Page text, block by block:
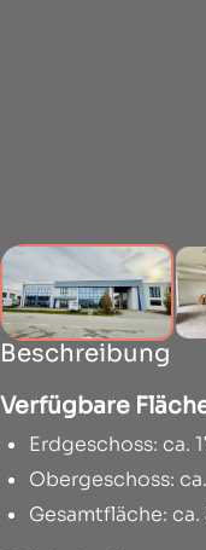
Beschreibung
Verfügbare
Erdgeschoss: ca.
Obergeschoss:
Gesamtfläche: ca.